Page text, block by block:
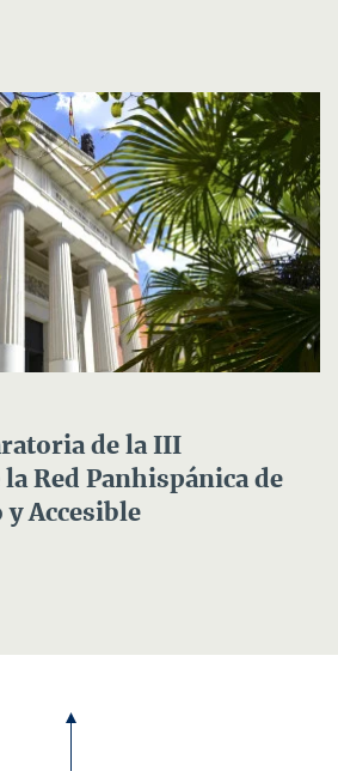
de la III
Red Panhispánica de
y Accesible